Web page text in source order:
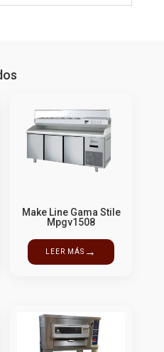
Make Line Gama Stile
Mpgv1508
LEER MÁS →